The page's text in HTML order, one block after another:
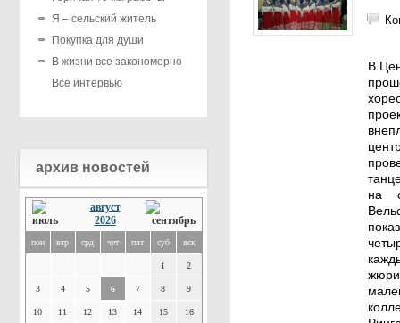
Я – сельский житель
Покупка для души
В жизни все закономерно
Все интервью
архив новостей
август
2026
пон втр срд чет пят суб вск
1 2
3 4 5 6 7 8 9
10 11 12 13 14 15 16
В
на